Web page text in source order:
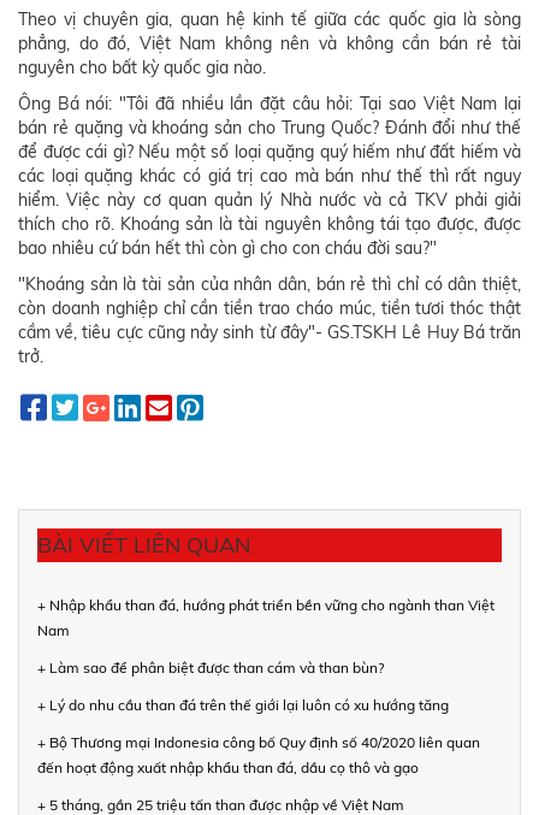
Theo vị chuyên gia, quan hệ kinh tế giữa các quốc gia là sòng
phẳng, do đó, Việt Nam không nên và không cần bán rẻ tài
nguyên cho bất kỳ quốc gia nào.
Ông Bá nói: "Tôi đã nhiều lần đặt câu hỏi: Tại sao Việt Nam lại
bán rẻ quặng và khoáng sản cho Trung Quốc? Đánh đổi như thế
để được cái gì? Nếu một số loại quặng quý hiếm như đất hiếm và
các loại quặng khác có giá trị cao mà bán như thế thì rất nguy
hiểm. Việc này cơ quan quản lý Nhà nước và cả TKV phải giải
thích cho rõ. Khoáng sản là tài nguyên không tái tạo được, được
bao nhiêu cứ bán hết thì còn gì cho con cháu đời sau?"
"Khoáng sản là tài sản của nhân dân, bán rẻ thì chỉ có dân thiệt,
còn doanh nghiệp chỉ cần tiền trao cháo múc, tiền tươi thóc thật
cầm về, tiêu cực cũng nảy sinh từ đây"- GS.TSKH Lê Huy Bá trăn
trở.
BÀI VIẾT LIÊN QUAN
+ Nhập khẩu than đá, hướng phát triển bền vững cho ngành than Việt
Nam
+ Làm sao để phân biệt được than cám và than bùn?
+ Lý do nhu cầu than đá trên thế giới lại luôn có xu hướng tăng
+ Bộ Thương mại Indonesia công bố Quy định số 40/2020 liên quan
đến hoạt động xuất nhập khẩu than đá, dầu cọ thô và gạo
+ 5 tháng, gần 25 triệu tấn than được nhập về Việt Nam